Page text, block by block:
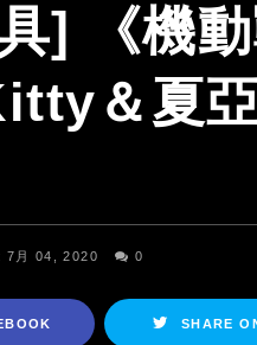
] 《機
＆夏
7月 04, 2020 0
SHARE